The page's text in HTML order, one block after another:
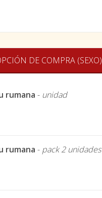
DE COMPRA (SEXO)
rumana - unidad
rumana - pack 2 unidades